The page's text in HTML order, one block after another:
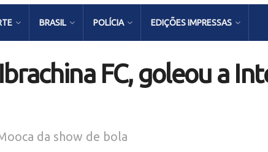
BRASIL POLÍCIA EDIÇÕES IMPRESSAS
FC, goleou a
da show de bola